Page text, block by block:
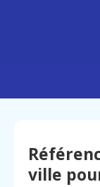
ville